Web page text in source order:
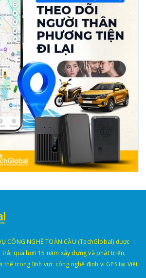
CÔNG NGHỆ TOÀN CẦU (TechGlobal) được
qua hơn 15 năm xây dựng và phát triển,
thế trong lĩnh vực công nghệ định vị GPS tại Việt